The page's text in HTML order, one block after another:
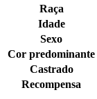
Raça
Idade
Sexo
Cor predominante
Castrado
Recompensa